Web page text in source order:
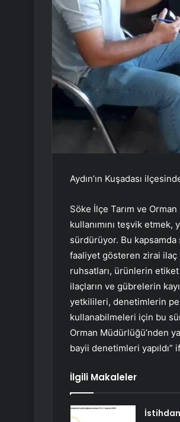
Aydın’ın Kuşadası
Söke İlçe Tarım ve
kullanımını teşvik etmek,
sürdürüyor. Bu kapsamda
faaliyet gösteren zirai ilaç
ruhsatları, ürünlerin
ilaçların ve gübrelerin
yetkilileri, denetimlerin
kullanabilmeleri için bu
Orman Müdürlüğü’nden
bayii denetimleri yapıldı”
İlgili Makaleler